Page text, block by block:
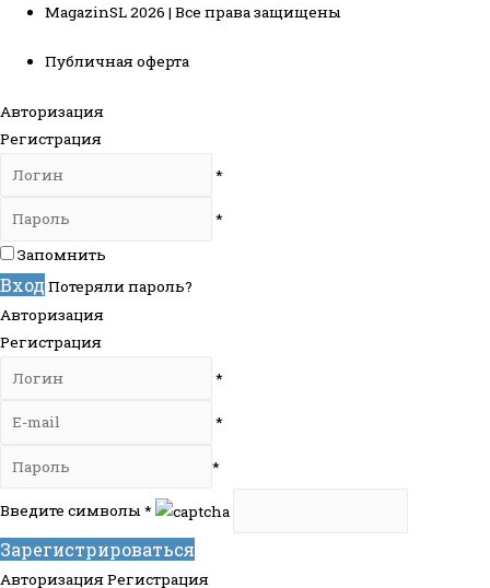
MagazinSL 2026 | Все права защищены
Публичная оферта
Авторизация
Регистрация
*
*
Запомнить
Вход Потеряли пароль?
Авторизация
Регистрация
*
*
*
Введите символы*
Зарегистрироваться
АвторизацияРегистрация